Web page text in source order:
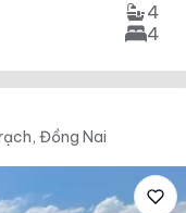
4
4
Đồng Nai